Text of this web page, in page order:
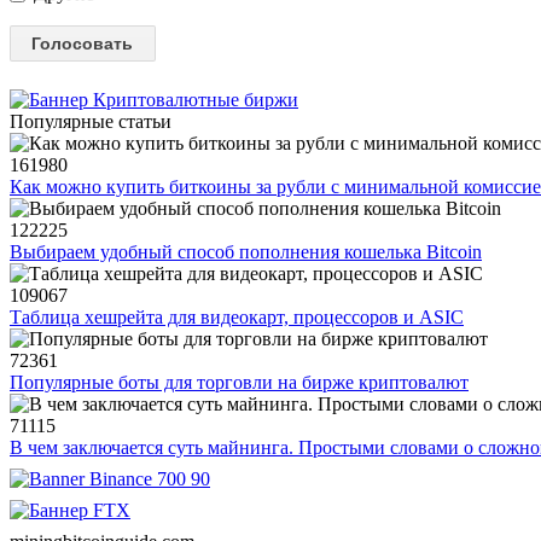
Популярные статьи
161980
Как можно купить биткоины за рубли с минимальной
122225
Выбираем удобный способ пополнения кошелька Bitcoin
109067
Таблица хешрейта для видеокарт, процессоров и ASIC
72361
Популярные боты для торговли на бирже криптовалют
71115
В чем заключается суть майнинга. Простыми словами о